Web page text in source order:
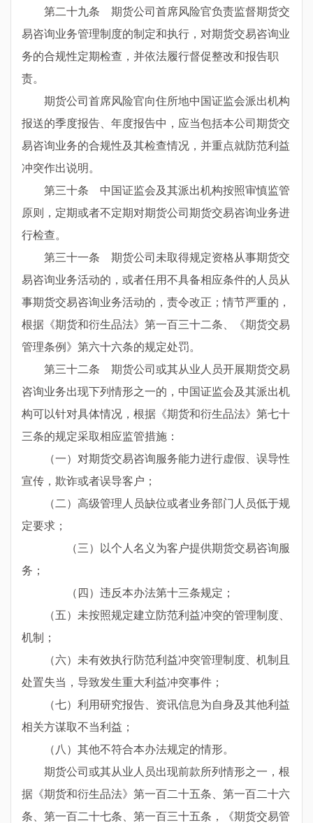
第二十九条 期货公司首席风险官负责监督期货交
易咨询业务管理制度的制定和执行，对期货交易咨询业
务的合规性定期检查，并依法履行督促整改和报告职
责。
期货公司首席风险官向住所地中国证监会派出机构
报送的季度报告、年度报告中，应当包括本公司期货交
易咨询业务的合规性及其检查情况，并重点就防范利益
冲突作出说明。
第三十条 中国证监会及其派出机构按照审慎监管
原则，定期或者不定期对期货公司期货交易咨询业务进
行检查。
第三十一条 期货公司未取得规定资格从事期货交
易咨询业务活动的，或者任用不具备相应条件的人员从
事期货交易咨询业务活动的，责令改正；情节严重的，
根据《期货和衍生品法》第一百三十二条、《期货交易
管理条例》第六十六条的规定处罚。
第三十二条 期货公司或其从业人员开展期货交易
咨询业务出现下列情形之一的，中国证监会及其派出机
构可以针对具体情况，根据《期货和衍生品法》第七十
三条的规定采取相应监管措施：
（一）对期货交易咨询服务能力进行虚假、误导性
宣传，欺诈或者误导客户；
（二）高级管理人员缺位或者业务部门人员低于规
定要求；
（三）以个人名义为客户提供期货交易咨询服
务；
（四）违反本办法第十三条规定；
（五）未按照规定建立防范利益冲突的管理制度、
机制；
（六）未有效执行防范利益冲突管理制度、机制且
处置失当，导致发生重大利益冲突事件；
（七）利用研究报告、资讯信息为自身及其他利益
相关方谋取不当利益；
（八）其他不符合本办法规定的情形。
期货公司或其从业人员出现前款所列情形之一，根
据《期货和衍生品法》第一百二十五条、第一百二十六
条、第一百二十七条、第一百三十五条，《期货交易管